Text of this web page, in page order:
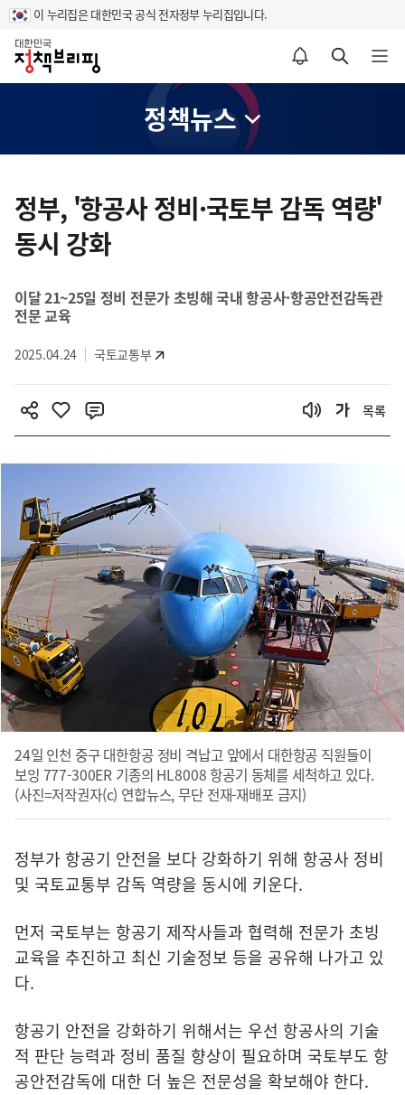
이 누리집은 대한민국 공식 전자정부 누리집입니다.
홈
알림설정 바로가기 검색 바로가기 메뉴 열기
정책뉴스
텐
츠
영
정부, '항공사 정비·국토부 감독 역량'
동시 강화
이달 21~25일 정비 전문가 초빙해 국내 항공사·항공안전감독관
전문 교육
2025.04.24 국토교통부
목록
24일 인천 중구 대한항공 정비 격납고 앞에서 대한항공 직원들이
보잉 777-300ER 기종의 HL8008 항공기 동체를 세척하고 있다.
(사진=저작권자(c) 연합뉴스, 무단 전재-재배포 금지)
정부가 항공기 안전을 보다 강화하기 위해 항공사 정비
및 국토교통부 감독 역량을 동시에 키운다.
먼저 국토부는 항공기 제작사들과 협력해 전문가 초빙
교육을 추진하고 최신 기술정보 등을 공유해 나가고 있
다.
항공기 안전을 강화하기 위해서는 우선 항공사의 기술
적 판단 능력과 정비 품질 향상이 필요하며 국토부도 항
공안전감독에 대한 더 높은 전문성을 확보해야 한다.